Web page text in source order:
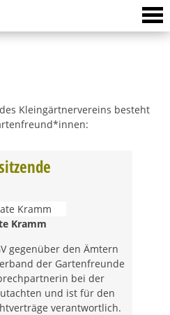
Kleingärtnervereins besteht
Kramm
gegenüber den Ämtern
der Gartenfreunde
bei der
und ist für den
verantwortlich.